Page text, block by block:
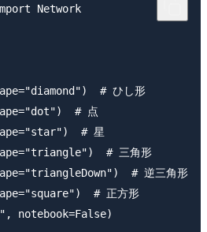
Network
# ひし形
# 点
# 星
# 三角形
# 逆三角形
# 正方形